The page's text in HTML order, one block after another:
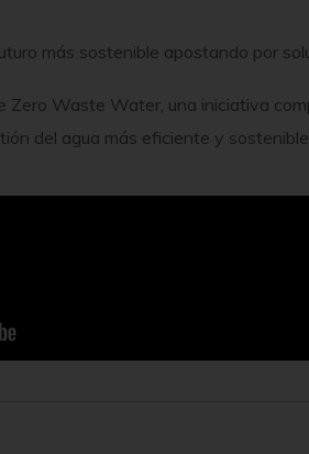
más sostenible apostando por
Waste Water, una iniciativa
del agua más eficiente y sostenible.